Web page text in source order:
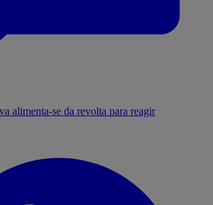
alimenta-se da revolta para reagir